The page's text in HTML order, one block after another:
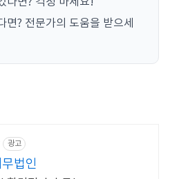
면? 전문가의 도움을 받으세
광고
법인